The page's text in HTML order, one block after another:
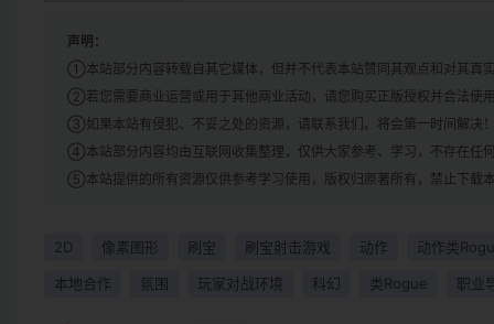
声明：
①本站部分内容转载自其它媒体，但并不代表本站赞同其观点和对其真
②若您需要商业运营或用于其他商业活动，请您购买正版授权并合法使
③如果本站有侵犯、不妥之处的资源，请联系我们。将会第一时间解决
④本站部分内容均由互联网收集整理，仅供大家参考、学习，不存在任
⑤本站提供的所有资源仅供参考学习使用，版权归原著所有，禁止下载
2D 像素图形 刷宝 刷宝射击游戏 动作 动作类
本地合作 氛围 玩家对战环境 科幻 类Rogue 职业